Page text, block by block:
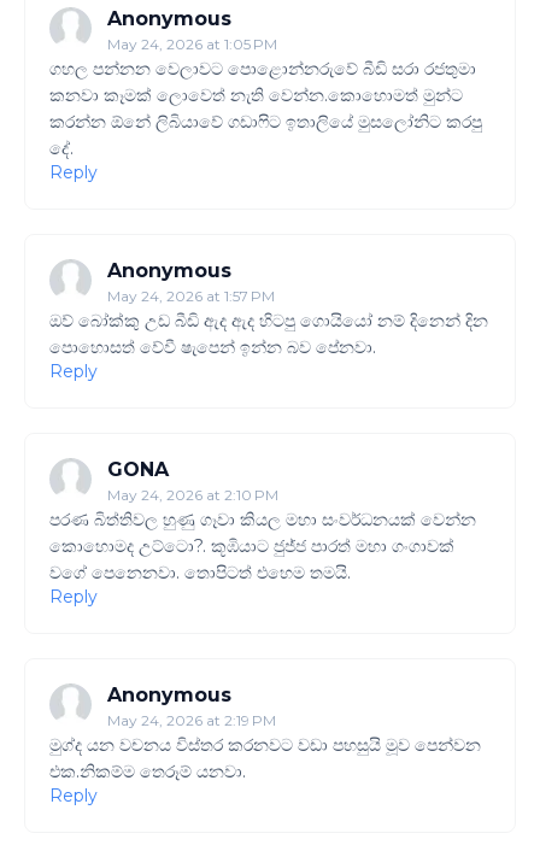
Anonymous
May 24, 2026 at 1:05 PM
ගහල පන්නන වෙලාවට පොළොන්නරුවේ බීඩි සරා රජතුමා
කනවා කෑමක් ලොවෙත් නැති වෙන්න.කොහොමත් මුන්ට
කරන්න ඕනේ ලිබියාවේ ගඩාෆිට ඉතාලියේ මුසලෝනිට කරපු
දේ.
Reply
Anonymous
May 24, 2026 at 1:57 PM
ඔව් බෝක්කු උඩ බීඩි ඇද ඇද හිටපු ගොයියෝ නම් දිනෙන් දින
පොහොසත් වේවී ෂැපෙන් ඉන්න බව පේනවා.
Reply
GONA
May 24, 2026 at 2:10 PM
පරණ බිත්තිවල හුණු ගෑවා කියල මහා සංවර්ධනයක් වෙන්න
කොහොමද උට්ටො?. කූඹියාට ජුජ්ජ පාරත් මහා ගංගාවක්
වගේ පෙනෙනවා. තොපිටත් එහෙම තමයි.
Reply
Anonymous
May 24, 2026 at 2:19 PM
මුග්ද යන වචනය විස්තර කරනවට වඩා පහසුයි මූව පෙන්වන
එක.නිකම්ම තෙරූම් යනවා.
Reply